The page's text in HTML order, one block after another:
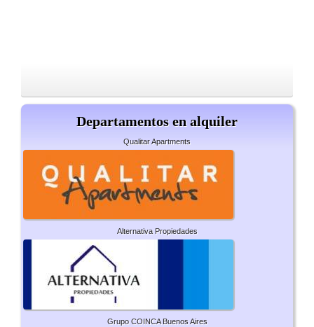
Departamentos en alquiler
Qualitar Apartments
Alternativa Propiedades
Grupo COINCA Buenos Aires